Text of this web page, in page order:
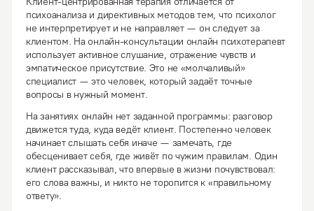
психоанализа и директивных методов тем, что психолог
не интерпретирует и не направляет — он следует за
клиентом. На онлайн-консультации онлайн психотерапевт
использует активное слушание, отражение чувств и
эмпатическое присутствие. Это не «молчаливый»
специалист — это человек, который задаёт точные
вопросы в нужный момент.
На занятиях онлайн нет заданной программы: разговор
движется туда, куда ведёт клиент. Постепенно человек
начинает слышать себя иначе — замечать, где
обесценивает себя, где живёт по чужим правилам. Один
клиент рассказывал, что впервые в жизни почувствовал:
его слова важны, и никто не торопится к «правильному
ответу».